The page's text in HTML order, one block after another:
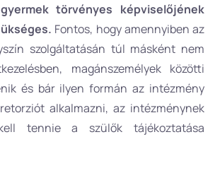
törvényes képviselőjének
Fontos, hogy amennyiben az
szolgáltatásán túl másként nem
magánszemélyek közötti
és bár ilyen formán az intézmény
alkalmazni, az intézménynek
tennie a szülők tájékoztatása